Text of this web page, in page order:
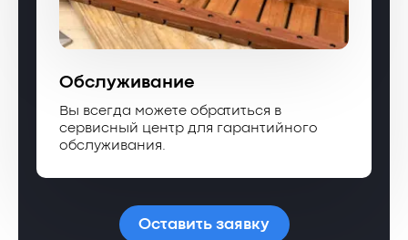
Обслуживание
Вы всегда можете обратиться в
сервисный центр для гарантийного
обслуживания.
Оставить заявку